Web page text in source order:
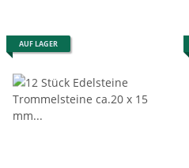
AUF LAGER